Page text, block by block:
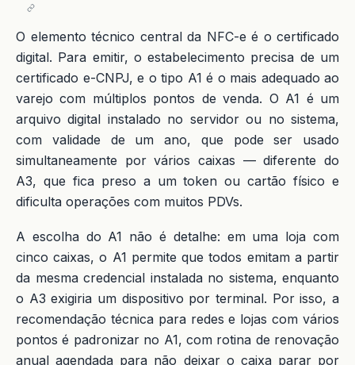
O elemento técnico central da NFC-e é o certificado
digital. Para emitir, o estabelecimento precisa de um
certificado e-CNPJ, e o tipo A1 é o mais adequado ao
varejo com múltiplos pontos de venda. O A1 é um
arquivo digital instalado no servidor ou no sistema,
com validade de um ano, que pode ser usado
simultaneamente por vários caixas — diferente do
A3, que fica preso a um token ou cartão físico e
dificulta operações com muitos PDVs.
A escolha do A1 não é detalhe: em uma loja com
cinco caixas, o A1 permite que todos emitam a partir
da mesma credencial instalada no sistema, enquanto
o A3 exigiria um dispositivo por terminal. Por isso, a
recomendação técnica para redes e lojas com vários
pontos é padronizar no A1, com rotina de renovação
anual agendada para não deixar o caixa parar por